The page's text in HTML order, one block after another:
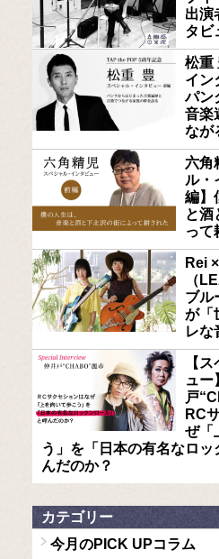
出演
タ
松重
イン
パン
音楽
なが
六角
ル・
編】
と酒
って
Rei
（
ブル
が「
レな
【
ュー
戸
RC
ぜ「
う」を「日本の有名なロ
んだのか？
カテゴリー
今月のPICK UPコラム